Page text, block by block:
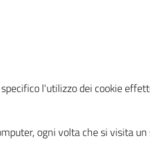
l'utilizzo dei cookie
ogni volta che si visita